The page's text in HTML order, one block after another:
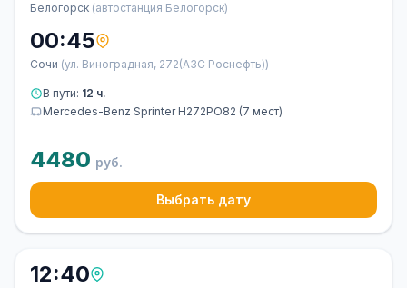
Белогорск (автостанция Белогорск)
00:45
Сочи (ул. Виноградная, 272(АЗС Роснефть))
В пути: 12 ч.
Mercedes-Benz Sprinter Н272РО82 (7 мест)
4480 руб.
Выбрать дату
12:40